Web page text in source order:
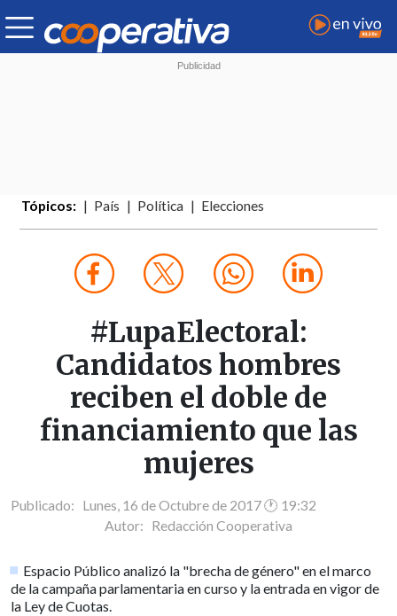
Tópicos: País Política Elecciones
#LupaElectoral:
Candidatos hombres
reciben el doble de
financiamiento que las
mujeres
Publicado: Lunes, 16 de Octubre de 2017 🕐 19:32
Autor: Redacción Cooperativa
Espacio Público analizó la "brecha de género" en el marco
de la campaña parlamentaria en curso y la entrada en vigor de
la Ley de Cuotas.